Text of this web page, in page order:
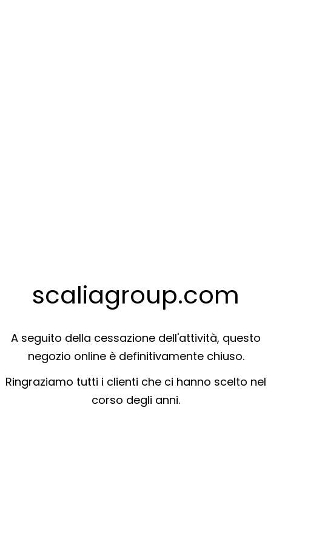
scaliagroup.com
A seguito della cessazione dell'attività, questo
negozio online è definitivamente chiuso.
Ringraziamo tutti i clienti che ci hanno scelto nel
corso degli anni.